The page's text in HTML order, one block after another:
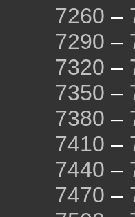
7260 –
7290 –
7320 –
7350 –
7380 –
7410 –
7440 –
7470 –